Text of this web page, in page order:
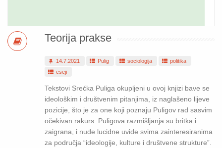
Teorija prakse
14.7.2021 Pulig sociologija
politika
eseji
Tekstovi Srećka Puliga okupljeni u ovoj knjizi bave se
ideološkim i društvenim pitanjima, iz naglašeno lijeve
pozicije, što je za one koji poznaju Puligov rad sasvim
očekivan rakurs. Puligova razmišljanja su britka i
zaigrana, i nude lucidne uvide svima zainteresiranima
za područja “ideologije, kulture i društvene strukture”.